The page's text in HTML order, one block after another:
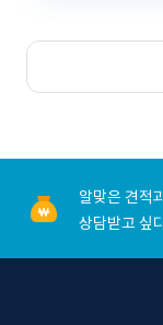
알맞은 견적
상담받고 싶